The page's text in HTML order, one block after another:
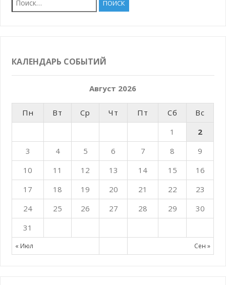
КАЛЕНДАРЬ СОБЫТИЙ
Август 2026
Пн Вт Ср Чт Пт Сб
Вс
1
2
3
4 5 6 7 8
9
10
11 12 13 14 15
16
17
18 19 20 21 22
23
24
25 26 27 28 29
30
31
« Июл Сен »